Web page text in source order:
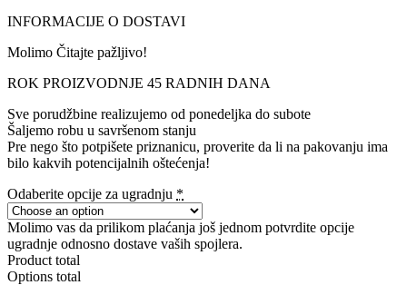
INFORMACIJE O DOSTAVI
Molimo Čitajte pažljivo!
ROK PROIZVODNJE 45 RADNIH DANA
Sve porudžbine realizujemo od ponedeljka do subote
Šaljemo robu u savršenom stanju
Pre nego što potpišete priznanicu, proverite da li na pakovanju ima
bilo kakvih potencijalnih oštećenja!
Odaberite opcije za ugradnju *
Molimo vas da prilikom plaćanja još jednom potvrdite opcije
ugradnje odnosno dostave vaših spojlera.
Product total
Options total